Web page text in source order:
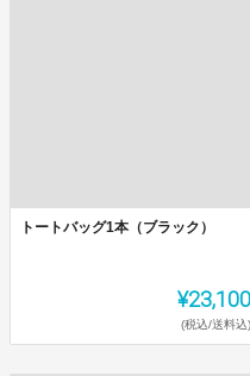
トートバッグ1本（ブラック）
¥23,100
(税込/送料込)